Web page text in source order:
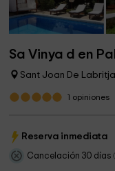
Sa Vinya d en
Sant Joan De
1 opiniones
Reserva inmediata
Cancelación 30 días